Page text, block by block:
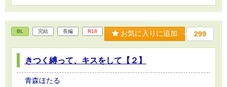
BL 完結 長編 R18 お気に入りに追加 299
きつく縛って、キスをして【２】
青森ほたる